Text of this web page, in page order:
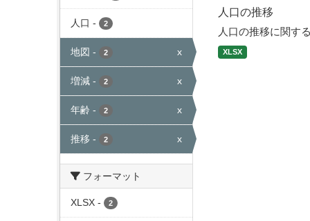
人口 - 2
地図 - 2 x
増減 - 2 x
年齢 - 2 x
推移 - 2 x
フォーマット
XLSX - 2
人口の推移
人口の推移に関す
XLSX